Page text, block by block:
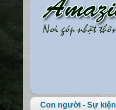
Con người - Sự kiện